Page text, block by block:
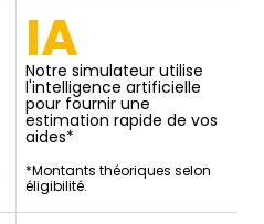
IA
Notre simulateur utilise
l'intelligence artificielle
pour fournir une
estimation rapide de vos
aides*
*Montants théoriques selon
éligibilité.